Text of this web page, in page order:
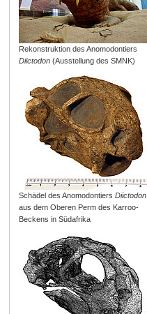
Rekonstruktion des Anomodontiers
Diictodon(Ausstellung des SMNK)
Schädel des Anomodontiers Diictodon
aus dem Oberen Perm des Karroo-
Beckens in Südafrika